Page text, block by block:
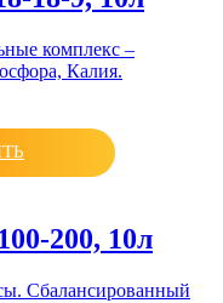
комплекс –
Калия.
200, 10л
Сбалансированный